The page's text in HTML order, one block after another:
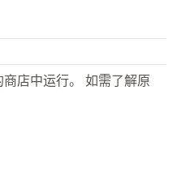
店中运行。 如需了解原